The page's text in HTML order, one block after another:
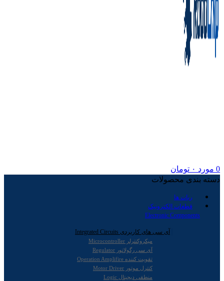
0 مورد ۰ تومان
دسته بندی محصولات
ربات ها
قطعات الکترونیک
Electronic Components
آی سی های کاربردی Integrated Circuits
میکروکنترلر Microcontroller
آی سی رگولاتور Regulator
تقویت کننده Operation Amplifire
کنترل موتور Motor Driver
منطقی دیجیتال Logic